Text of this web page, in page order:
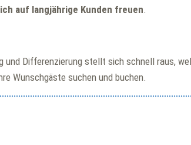
auf langjährige Kunden freuen
und Differenzierung stellt sich schnell raus,
Wunschgäste suchen und buchen.